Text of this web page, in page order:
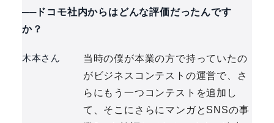
──ドコモ社内からはどんな評価だったんです
か？
木本さん
当時の僕が本業の方で持っていたの
がビジネスコンテストの運営で、さ
らにもう一つコンテストを追加し
て、そこにさらにマンガとSNSの事